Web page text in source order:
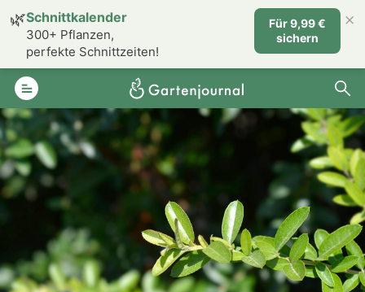
🌿Schnittkalender
300+ Pflanzen,
perfekte Schnittzeiten!
Für 9,99 €
sichern
×